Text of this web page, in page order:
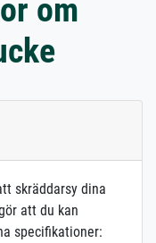
om
skräddarsy dina
att du kan
specifikationer: